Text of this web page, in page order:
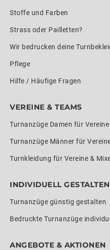
Stoffe und Farben
Strass oder Pailletten?
Wir bedrucken deine
Pflege
Hilfe / Häufige Fragen
VEREINE & TEAMS
Turnanzüge Damen für Vereine
Turnanzüge Männer für
Turnkleidung für Vereine &
INDIVIDUELL GESTALTEN
Turnanzüge günstig gestalten
Bedruckte Turnanzüge
ANGEBOTE & AKTIONEN